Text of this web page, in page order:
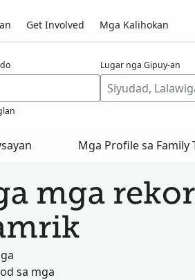
Get Involved Mga Kalihokan
Lugar nga Gipuy-an
Mga Profile sa Family
mga
sa mga